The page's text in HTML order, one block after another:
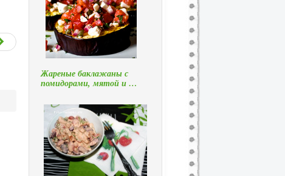
Жареные баклажаны с
помидорами, мятой и …